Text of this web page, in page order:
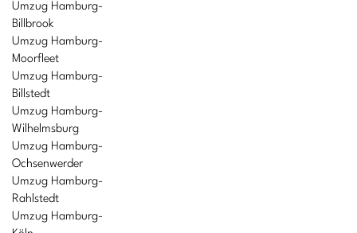
Umzug Hamburg-
Billbrook
Umzug Hamburg-
Moorfleet
Umzug Hamburg-
Billstedt
Umzug Hamburg-
Wilhelmsburg
Umzug Hamburg-
Ochsenwerder
Umzug Hamburg-
Rahlstedt
Umzug Hamburg-